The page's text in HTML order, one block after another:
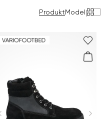
ProduktModel|